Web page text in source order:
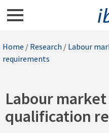
Home / Research / Labour
requirements
Labour
qualification